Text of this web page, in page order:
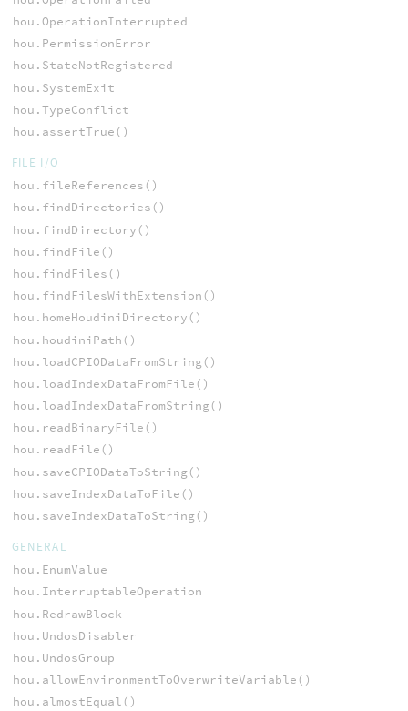
hou.OperationInterrupted
hou.PermissionError
hou.StateNotRegistered
hou.SystemExit
hou.TypeConflict
hou.assertTrue()
FILE I/O
hou.fileReferences()
hou.findDirectories()
hou.findDirectory()
hou.findFile()
hou.findFiles()
hou.findFilesWithExtension()
hou.homeHoudiniDirectory()
hou.houdiniPath()
hou.loadCPIODataFromString()
hou.loadIndexDataFromFile()
hou.loadIndexDataFromString()
hou.readBinaryFile()
hou.readFile()
hou.saveCPIODataToString()
hou.saveIndexDataToFile()
hou.saveIndexDataToString()
GENERAL
hou.EnumValue
hou.InterruptableOperation
hou.RedrawBlock
hou.UndosDisabler
hou.UndosGroup
hou.allowEnvironmentToOverwriteVariable()
hou.almostEqual()